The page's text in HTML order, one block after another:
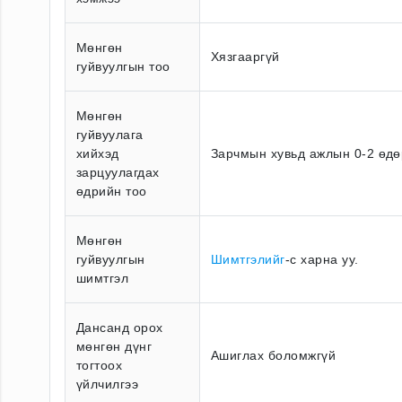
Мөнгөн
гуйвуулгын тоо
Хязгааргүй
Мөнгөн
гуйвуулага
хийхэд
зарцуулагдах
өдрийн тоо
Зарчмын хувьд ажлын 0-2
Мөнгөн
гуйвуулгын
шимтгэл
Шимтгэлийг-с харна уу.
Дансанд орох
мөнгөн дүнг
тогтоох
үйлчилгээ
Ашиглах боломжгүй